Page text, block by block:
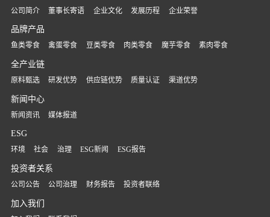
公司简介 董事长寄语 企业文化 发展历程 企业荣誉
品牌产品
鱼类零食 禽蛋零食 豆类零食 肉类零食 魔芋零食 素肉零食
全产业链
原料甄选 研发优势 供应链优势 质量认证 渠道优势
新闻中心
新闻资讯 媒体报道
ESG
环境 社会 治理 ESG新闻 ESG报告
投资者关系
公司公告 公司治理 财务报告 投资者联络
加入我们